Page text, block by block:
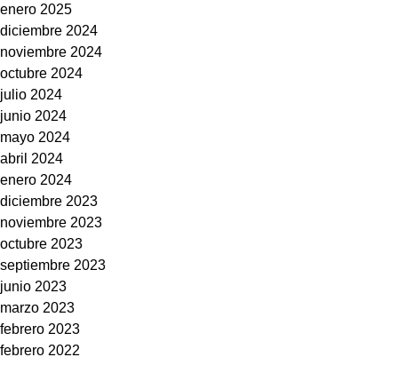
enero 2025
diciembre 2024
noviembre 2024
octubre 2024
julio 2024
junio 2024
mayo 2024
abril 2024
enero 2024
diciembre 2023
noviembre 2023
octubre 2023
septiembre 2023
junio 2023
marzo 2023
febrero 2023
febrero 2022